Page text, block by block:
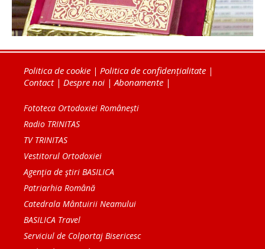
Politica de cookie | Politica de confidențialitate |
Contact| Despre noi | Abonamente |
Fototeca Ortodoxiei Românești
Radio TRINITAS
TV TRINITAS
Vestitorul Ortodoxiei
Agenţia de ştiri BASILICA
Patriarhia Română
Catedrala Mântuirii Neamului
BASILICA Travel
Serviciul de Colportaj Bisericesc